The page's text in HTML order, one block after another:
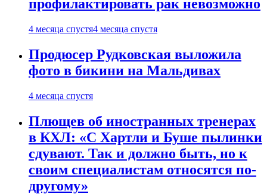
профилактировать рак невозможно
4 месяца спустя4 месяца спустя
Продюсер Рудковская выложила
фото в бикини на Мальдивах
4 месяца спустя
Плющев об иностранных тренерах
в КХЛ: «С Хартли и Буше пылинки
сдувают. Так и должно быть, но к
своим специалистам относятся по-
другому»